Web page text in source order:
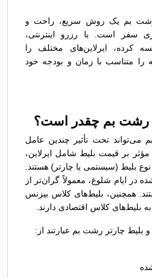
رشت بم یک روش سریع، راحت و
سفر است. با رزرو اینترنتی،
کرده، ایرلاین‌های مختلف را
را متناسب با زمان و بودجه خود
رشت بم چقدر است؟
می‌تواند تحت تأثیر چندین عامل
بر قیمت بلیط شامل ایرلاین،
بلیط (سیستمی یا چارتر) هستند.
در ایام شلوغ، معمولاً گران‌تر از
همچنین، بلیط‌های کلاس بیزنس
بلیط‌های کلاس اقتصادی دارند.
چارتر رشت بم عبارتند از: